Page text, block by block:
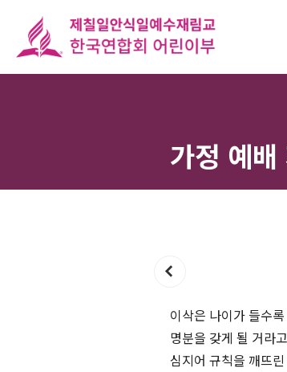
가정 예배
이삭은 나이가 들수
명분을 갖게 될 거라
심지어 규칙을 깨뜨